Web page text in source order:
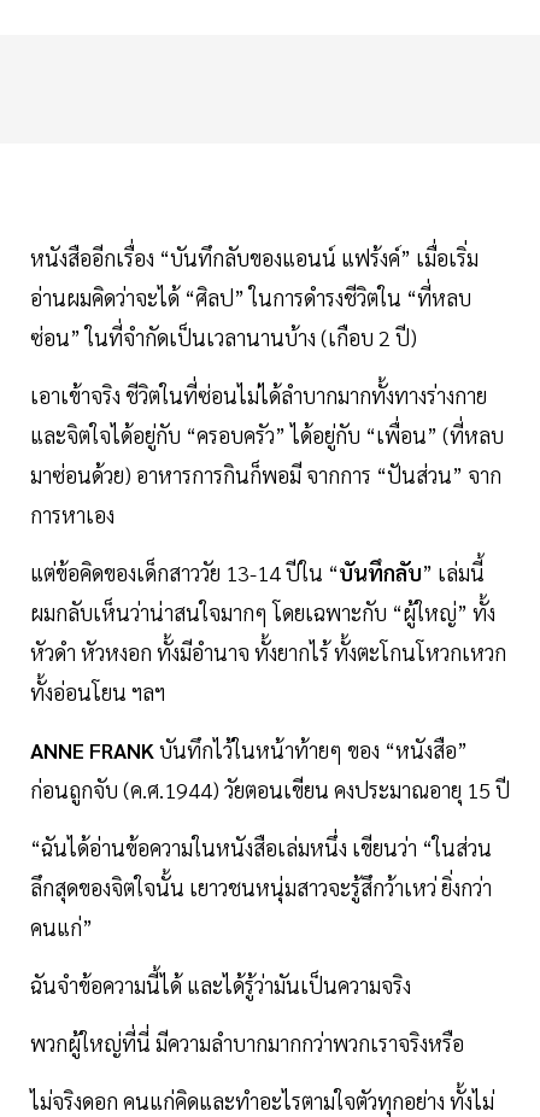
หนังสืออีกเรื่อง​ “บันทึก​ลับของแอนน์​ แฟร้งค์” เมื่อเริ่ม
อ่าน​ผมคิดว่าจะได้ “ศิลป​” ในการดำรงชีวิต​ใน “ที่หลบ
ซ่อน” ในที่จำกัดเป็นเวลา​นานบ้าง​ (เกือบ​ 2​ ปี)
เอาเข้า​จริง​ ชีวิต​ในที่ซ่อน​ไม่ได้​ลำบาก​มาก​ทั้งทางร่างกาย
และจิตใจได้อยู่​กับ​ “ครอบครัว” ได้อยู่กับ “เพื่อน” (ที่หลบ
มาซ่อนด้วย)​ อาหารการกิน​ก็​พอมี​ จากการ “ปันส่วน” จาก
การหาเอง
แต่ข้อคิดของเด็กสาววัย​ 13-14​ ปีใน​ “บันทึก​ลับ” เล่มนี้​
ผมกลับเห็นว่าน่าสนใจมาก​ๆ​ โดยเฉพาะ​กับ “ผู้​ใหญ่” ทั้ง
หัวดำ หัวหงอก​ ทั้งมีอำนาจ ทั้งยากไร้​ ทั้งตะโกนโหวกเหวก​
ทั้งอ่อนโยน​ ฯลฯ
ANNE FRANK บันทึก​ไว้ในหน้าท้าย​ๆ​ ของ “หนังสือ”
ก่อนถูกจับ (ค.ศ.1944)​ วัยตอนเขียน​ คงประมาณ​อายุ​ 15​ ปี
“ฉันได้อ่านข้อความ​ในหนังสือเล่มหนึ่ง​ เขียนว่า “ในส่วน
ลึกสุดของจิตใจ​นั้น​ เยาวชน​หนุ่ม​สาวจะรู้​สึกว้าเหว่​ ยิ่งกว่า
คนแก่”
ฉันจำข้อความนี้ได้​ และได้รู้ว่ามันเป็นความจริง
พวกผู้ใหญ่​ที่นี่​ มีความลำบากมากกว่าพวกเราจริงหรือ
ไม่​จริงดอก​ คนแก่คิดและทำอะไรตามใจตัวทุกอย่าง​ ทั้งไม่